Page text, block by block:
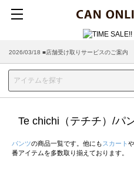
2026/03/18 ■店舗受け取りサービスのご案内
Te chichi（テチチ）/パ
パンツの商品一覧です。他にも スカート や
番アイテムを多数取り揃えております。